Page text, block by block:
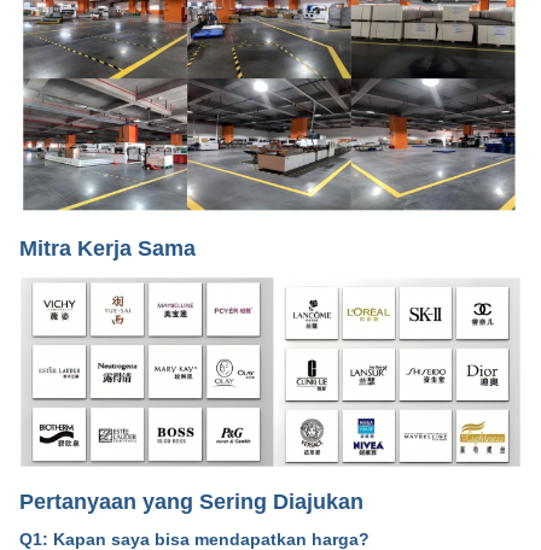
Mitra Kerja Sama
Pertanyaan yang Sering Diajukan
Q1: Kapan saya bisa mendapatkan harga?